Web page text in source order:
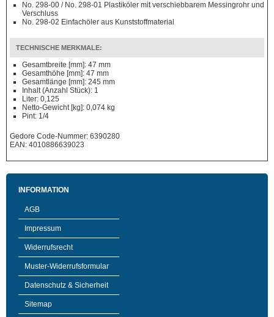
No. 298-00 / No. 298-01 Plastiköler mit verschiebbarem Messingrohr und
Verschluss
No. 298-02 Einfachöler aus Kunststoffmaterial
TECHNISCHE MERKMALE:
Gesamtbreite [mm]: 47 mm
Gesamthöhe [mm]: 47 mm
Gesamtlänge [mm]: 245 mm
Inhalt (Anzahl Stück): 1
Liter: 0,125
Netto-Gewicht [kg]: 0,074 kg
Pint: 1/4
Gedore Code-Nummer: 6390280
EAN: 4010886639023
INFORMATION
AGB
Impressum
Widerrufsrecht
Muster-Widerrufsformular
Datenschutz & Sicherheit
Sitemap